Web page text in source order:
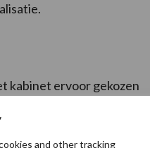
and other tracking
kabinet ervoor gekozen
voor de
komt de hoofdtafel weer